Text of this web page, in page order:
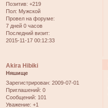
Позитив: +219
Пол: Мужской
Провел на форуме:
7 дней 0 часов
Последний визит:
2015-11-17 00:12:33
Akira Hibiki
Няшище
Зарегистрирован: 2009-07-01
Приглашений: 0
Сообщений: 101
Уважение: +1